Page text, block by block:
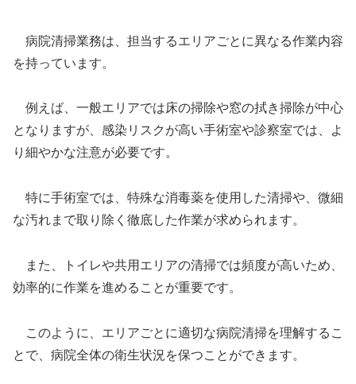
病院清掃業務は、担当するエリアごとに異なる作業内容
を持っています。
例えば、一般エリアでは床の掃除や窓の拭き掃除が中心
となりますが、感染リスクが高い手術室や診察室では、よ
り細やかな注意が必要です。
特に手術室では、特殊な消毒薬を使用した清掃や、微細
な汚れまで取り除く徹底した作業が求められます。
また、トイレや共用エリアの清掃では頻度が高いため、
効率的に作業を進めることが重要です。
このように、エリアごとに適切な病院清掃を理解するこ
とで、病院全体の衛生状況を保つことができます。